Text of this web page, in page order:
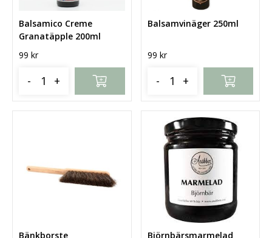
Balsamico Creme
Granatäpple 200ml
99 kr
- +
Balsamvinäger 250ml
99 kr
- +
Bänkborste Björnbärsmarmelad